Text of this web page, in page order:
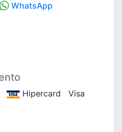
WhatsApp
Hipercard Visa